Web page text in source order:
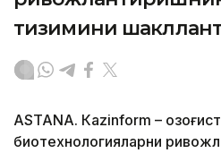
тизимини
ASTANА. Кazinform –
биотехнологияларни